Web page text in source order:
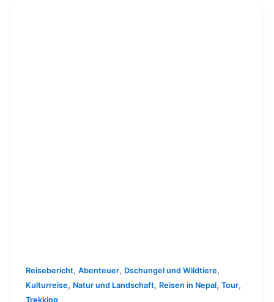
Reisebericht, Abenteuer, Dschungel und Wildtiere,
Kulturreise, Natur und Landschaft, Reisen in Nepal, Tour,
Trekking